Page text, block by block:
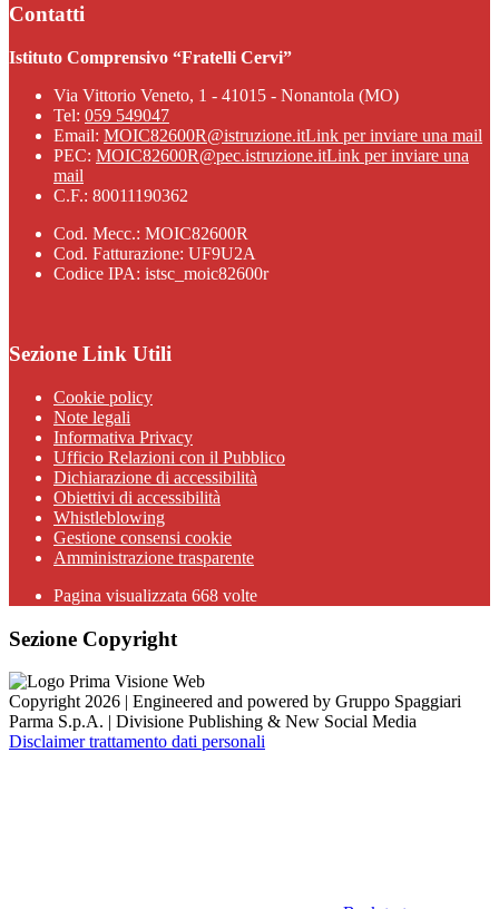
Contatti
Istituto Comprensivo “Fratelli Cervi”
Via Vittorio Veneto, 1 - 41015 - Nonantola (MO)
Tel: 059 549047
Email: MOIC82600R@istruzione.itLink per inviare una mail
PEC: MOIC82600R@pec.istruzione.itLink per inviare una
mail
C.F.: 80011190362
Cod. Mecc.: MOIC82600R
Cod. Fatturazione: UF9U2A
Codice IPA: istsc_moic82600r
Sezione Link Utili
Cookie policy
Note legali
Informativa Privacy
Ufficio Relazioni con il Pubblico
Dichiarazione di accessibilità
Obiettivi di accessibilità
Whistleblowing
Gestione consensi cookie
Amministrazione trasparente
Pagina visualizzata 668 volte
Sezione Copyright
Copyright 2026 | Engineered and powered by Gruppo Spaggiari
Parma S.p.A. | Divisione Publishing & New Social Media
Disclaimer trattamento dati personali